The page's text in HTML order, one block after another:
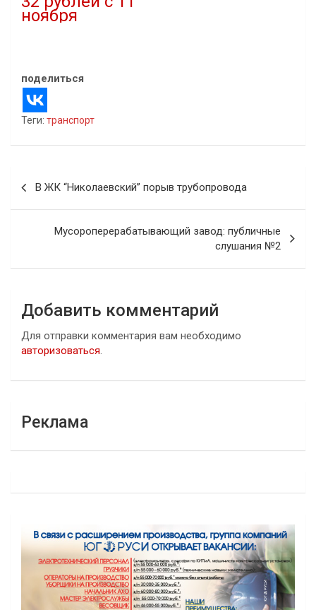
ноября
поделиться
Теги: транспорт
записям
В ЖК “Николаевский” порыв трубопровода
Мусороперерабатывающий завод: публичные
слушания №2
Добавить комментарий
Для отправки комментария вам необходимо
авторизоваться.
Реклама